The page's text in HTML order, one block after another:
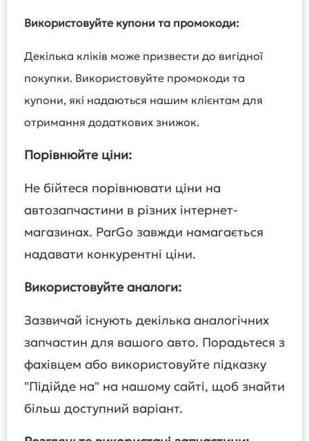
Використовуйте купони та промокоди:
Декілька кліків може призвести до вигідної
покупки. Використовуйте промокоди та
купони, які надаються нашим клієнтам для
отримання додаткових знижок.
Порівнюйте ціни:
Не бійтеся порівнювати ціни на
автозапчастини в різних інтернет-
магазинах. ParGo завжди намагається
надавати конкурентні ціни.
Використовуйте аналоги:
Зазвичай існують декілька аналогічних
запчастин для вашого авто. Порадьтеся з
фахівцем або використовуйте підказку
"Підійде на" на нашому сайті, щоб знайти
більш доступний варіант.